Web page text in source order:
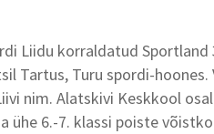
Liidu korraldatud
Tartus, Turu spordi-
nim. Alatskivi Keskkool
ühe 6.-7. klassi poiste